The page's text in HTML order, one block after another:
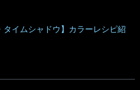
タイムシャドウ】カラーレシピ紹